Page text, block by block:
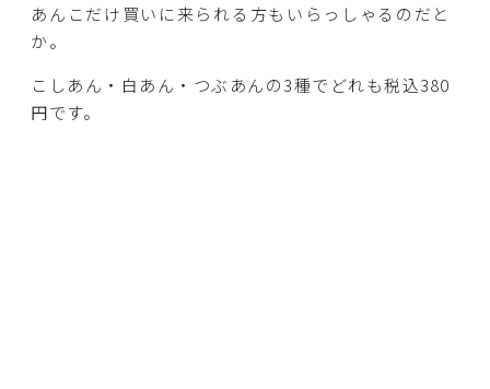
あんこだけ買いに来られる方もいらっしゃるのだと
か。
こしあん・白あん・つぶあんの3種でどれも税込380
円です。